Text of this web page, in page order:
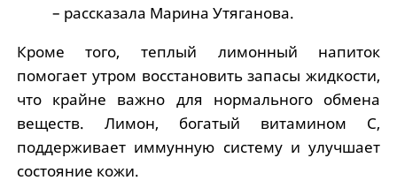
– рассказала Марина Утяганова.
Кроме того, теплый лимонный напиток
помогает утром восстановить запасы жидкости,
что крайне важно для нормального обмена
веществ. Лимон, богатый витамином С,
поддерживает иммунную систему и улучшает
состояние кожи.